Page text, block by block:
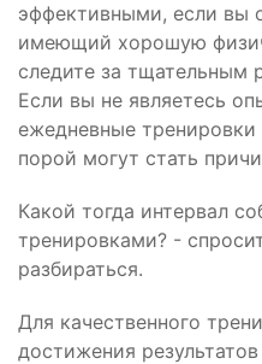
эффективными, если вы
имеющий хорошую
следите за тщательным
Если вы не являетесь
ежедневные
порой могут стать
Какой тогда интервал
тренировками? -
разбираться.
Для качественного
достижения